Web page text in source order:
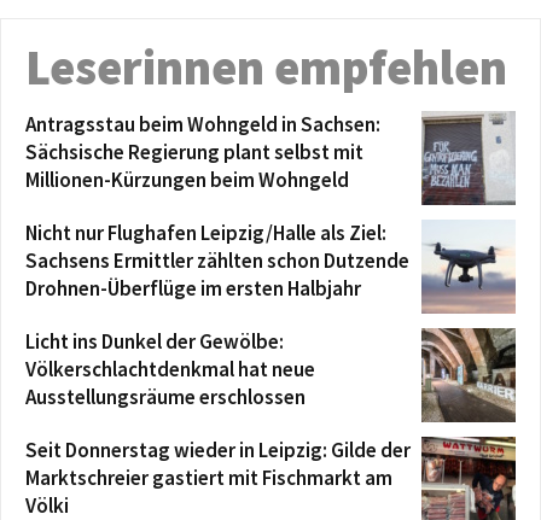
Leserinnen empfehlen
Antragsstau beim Wohngeld in Sachsen:
Sächsische Regierung plant selbst mit
Millionen-Kürzungen beim Wohngeld
Nicht nur Flughafen Leipzig/Halle als Ziel:
Sachsens Ermittler zählten schon Dutzende
Drohnen-Überflüge im ersten Halbjahr
Licht ins Dunkel der Gewölbe:
Völkerschlachtdenkmal hat neue
Ausstellungsräume erschlossen
Seit Donnerstag wieder in Leipzig: Gilde der
Marktschreier gastiert mit Fischmarkt am
Völki